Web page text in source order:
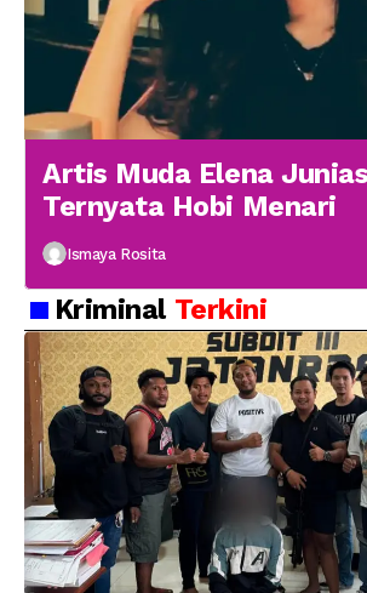
Artis Muda Elena
Ternyata Hobi Menari
Ismaya Rosita
Kriminal Terkini